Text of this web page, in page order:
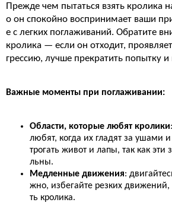
Прежде чем пытаться взять кролика
о он спокойно воспринимает ваши
е с легких поглаживаний. Обратите
кролика — если он отходит,
грессию, лучше прекратить попытку
Важные моменты при поглаживании:
Области, которые любят кролики
любят, когда их гладят за ушами
трогать живот и лапы, так как эти
льны.
Медленные движения:
жно, избегайте резких движений,
ть кролика.